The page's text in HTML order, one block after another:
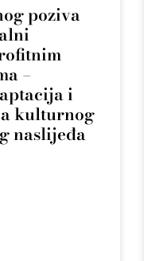
poziva
–
i
kulturnog
naslijeđa